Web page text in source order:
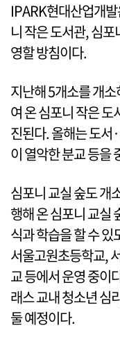
IPARK현대산업개
니 작은 도서관, 심
영할 방침이다.
지난해 5개소를 개
여 온 심포니 작은
진된다. 올해는 도서
이 열악한 분교 등을
심포니 교실 숲도 개
행해 온 심포니 교실
식과 학습을 할 수
서울고원초등학교,
교 등에서 운영 중이
래스 교내 청소년 심
둘 예정이다.